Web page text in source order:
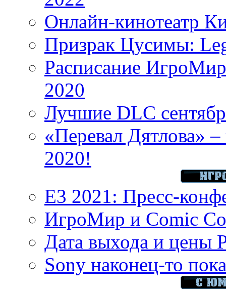
Онлайн-кинотеатр
Призрак Цусимы:
Расписание
2020
Лучшие DLC
«Перевал Дятлова»
2020!
E3 2021: Пресс-
ИгроМир и Comic
Дата выхода и цены
Sony наконец-то